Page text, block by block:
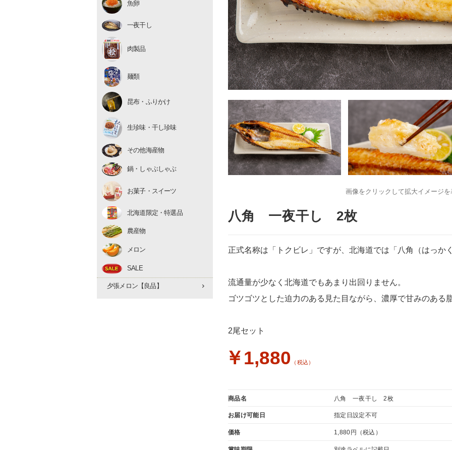
魚卵
いくら
たらこ・明太子
数の子
一夜干し
肉製品
麺類
昆布・ふりかけ
生珍味・干し珍味
生珍味
干し珍味
その他海産物
鍋・しゃぶしゃぶ
お菓子・スイーツ
北海道限定・特選品
農産物
アスパラ
とうもろこし
たまねぎ
早期予約 10月下旬
メロン
赤肉メロン
夕張メロン【優品】
夕張メロン【良品】
SALE
画像をクリックして拡大イメージを
八角 一夜干し 2枚
正式名称は「トクビレ」ですが、北海道では「八角（はっか
流通量が少なく北海道でもあまり出回りません。
ゴツゴツとした迫力のある見た目ながら、濃厚で甘みのある
2尾セット
￥1,880 （税込）
商品名 八角 一夜干し 2枚
お届け可能日 指定日設定不可
価格 1,880円 （税込）